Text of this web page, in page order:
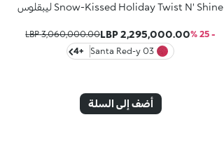
Snow-Kissed Holiday Twist N' Shine ليبقلوس
- 25 %
2,295,000.00 LBP
3,060,000.00 LBP
03 Santa Red-y
+4
أضف إلى السلة